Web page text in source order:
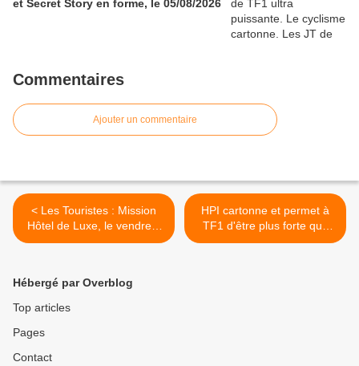
et Secret Story en forme, le 05/08/2026
Commentaires
Ajouter un commentaire
< Les Touristes : Mission
Hôtel de Luxe, le vendredi
27/05/2022 à 21h10 sur
HPI cartonne et permet à
TF1 d'être plus forte que
les 8 chaînes suivantes
Hébergé par Overblog
Top articles
Pages
Contact